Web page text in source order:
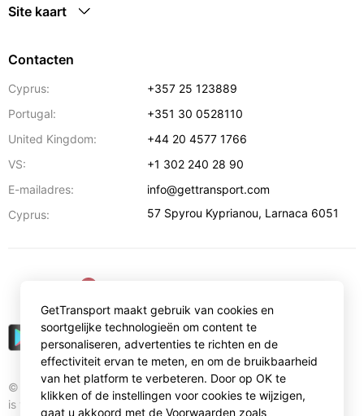
Site kaart
Contacten
Cyprus:
+357 25 123889
Portugal:
+351 30 0528110
United Kingdom:
+44 20 4577 1766
VS:
+1 302 240 28 90
E-mailadres:
info@gettransport.com
Cyprus:
57 Spyrou Kyprianou, Larnaca 6051
© Gettransport International Limited. GetTransport®
is trademark of Gettransport International Limited.
GetTransport maakt gebruik van cookies en
soortgelijke technologieën om content te
personaliseren, advertenties te richten en de
effectiviteit ervan te meten, en om de bruikbaarheid
van het platform te verbeteren. Door op OK te
klikken of de instellingen voor cookies te wijzigen,
gaat u akkoord met de Voorwaarden zoals